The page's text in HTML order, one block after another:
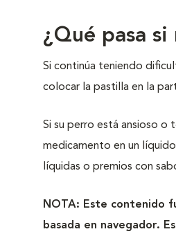
¿Qué pasa
Si continúa teniendo
colocar la pastilla en la
Si su perro está ansioso o
medicamento en un
líquidas o premios con
NOTA: Este contenido
basada en navegador.